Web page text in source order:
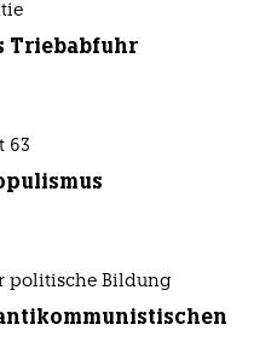
Triebabfuhr
63
politische Bildung